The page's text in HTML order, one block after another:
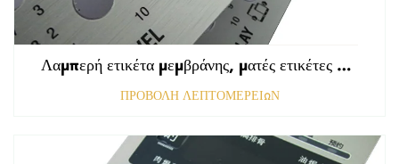
Λαμπερή ετικέτα μεμβράνης, ματές ετικέτες εμπρόσθιου πίνακα ελέγχου, ανάγλυφη γραφική επικάλυψη πολυκαρβονικού
ΠΡΟΒΟΛΗ ΛΕΠΤΟΜΕΡΕΙΩΝ